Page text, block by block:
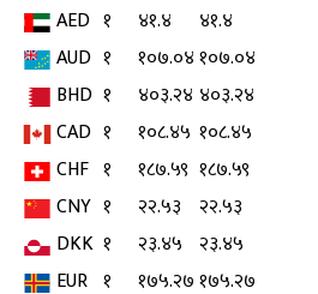
AED १ ४१.४
४१.४
AUD १ १०७.०४१०७.०४
BHD १ ४०३.२४ ४०३.२४
CAD १ १०८.४५ १०८.४५
CHF १ १८७.५९ १८७.५९
CNY १ २२.५३
२२.५३
DKK १ २३.४५ २३.४५
EUR १ १७५.२७१७५.२७